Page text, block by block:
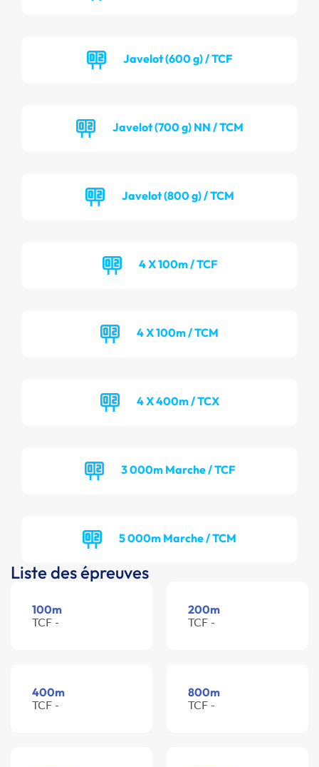
Javelot (600 g) / TCF
Javelot (700 g) NN / TCM
Javelot (800 g) / TCM
4 X 100m / TCF
4 X 100m / TCM
4 X 400m / TCX
3 000m Marche / TCF
5 000m Marche / TCM
Liste des épreuves
100m
TCF -
200m
TCF -
400m
TCF -
800m
TCF -